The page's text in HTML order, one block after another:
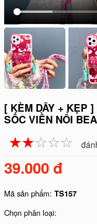
[ KÈM DÂY + KẸP
SỐC VIỀN NỔI
☆☆☆☆☆
★★★★★
39.000 đ
Mã sản phẩm:TS157
Chọn phân loại: